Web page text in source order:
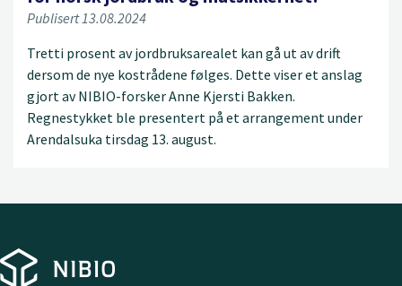
Publisert 13.08.2024
Tretti prosent av jordbruksarealet kan gå ut av drift
dersom de nye kostrådene følges. Dette viser et anslag
gjort av NIBIO-forsker Anne Kjersti Bakken.
Regnestykket ble presentert på et arrangement under
Arendalsuka tirsdag 13. august.